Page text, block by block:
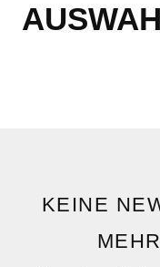
KEINE